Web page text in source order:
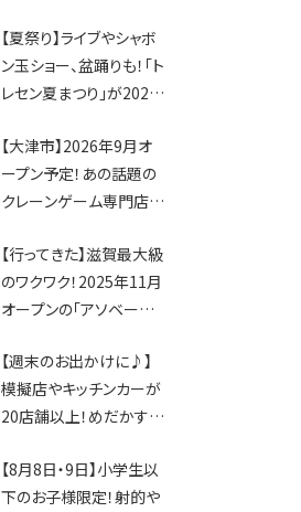
ップ・交通規制に近隣施
設の駐車場情報なども
要チェック★
【夏祭り】ライブやシャボ
ン玉ショー、盆踊りも！「ト
レセン夏まつり」が2026
【大津市】2026年9月オ
ープン予定！あの話題の
クレーンゲーム専門店
ってくる！豊郷店に続く滋
賀2店舗目★
【行ってきた】滋賀最大級
のワクワク！2025年11月
オープンの「アソベース
レーンゲームで青果や日
用品までゲットできる新
スポット！
【週末のお出かけに♪】
模擬店やキッチンカーが
20店舗以上！めだかすく
ソングライターによるライ
ブなど。【和邇ふれあい夏
【8月8日・9日】小学生以
下のお子様限定！射的や